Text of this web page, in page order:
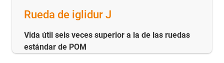
Rueda de iglidur J
Vida útil seis veces superior a la de las ruedas
estándar de POM